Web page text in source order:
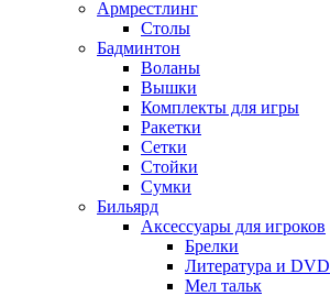
Армрестлинг
Столы
Бадминтон
Воланы
Вышки
Комплекты для игры
Ракетки
Сетки
Стойки
Сумки
Бильярд
Аксессуары для игроков
Брелки
Литература и DVD
Мел тальк